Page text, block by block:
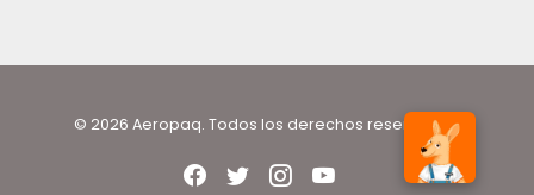
© 2026 Aeropaq. Todos los derechos reservados.